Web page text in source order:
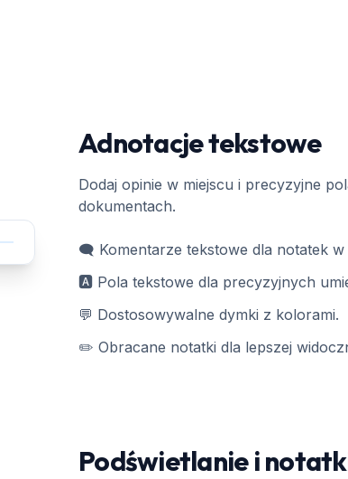
Adnotacje tekstowe
Dodaj opinie w miejscu i precyzyjne
dokumentach.
🗨️ Komentarze tekstowe dla notatek w
🅰️ Pola tekstowe dla precyzyjnych
💬 Dostosowywalne dymki z kolorami.
✏️ Obracane notatki dla lepszej
Podświetlanie i